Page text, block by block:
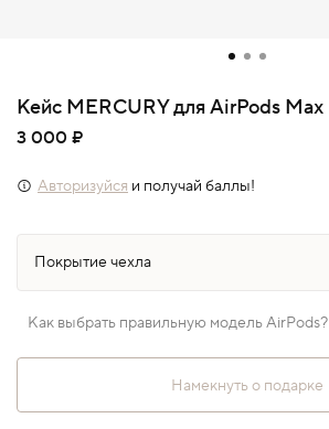
Кейс MERCURY для AirPods Max
3 000 ₽
Авторизуйся и получай баллы!
Как выбрать правильную модель AirPods?
Намекнуть о подарке